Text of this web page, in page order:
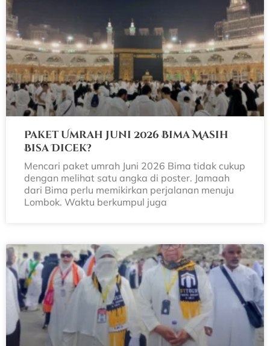
Paket Umrah Juni 2026 Bima Masih
Bisa Dicek?
Mencari paket umrah Juni 2026 Bima tidak cukup
dengan melihat satu angka di poster. Jamaah
dari Bima perlu memikirkan perjalanan menuju
Lombok. Waktu berkumpul juga